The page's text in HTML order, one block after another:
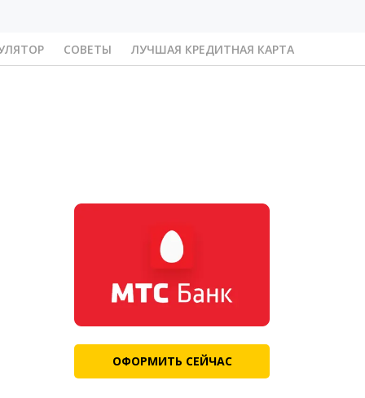
СОВЕТЫ ЛУЧШАЯ КРЕДИТНАЯ КАРТА
ОФОРМИТЬ СЕЙЧАС